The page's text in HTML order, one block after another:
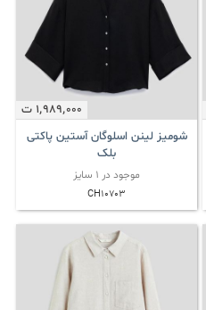
1٬989٬000 ت
شومیز لینن اسلوگان آستین پاکتی
بلک
موجود در 1 سایز
CH10703